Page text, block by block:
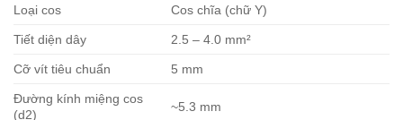
Loại cos Cos chĩa (chữ Y)
Tiết diện dây 2.5 – 4.0 mm²
Cỡ vít tiêu chuẩn 5 mm
Đường kính miệng cos
(d2)
~5.3 mm